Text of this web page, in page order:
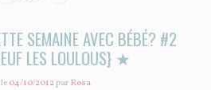
SEMAINE AVEC BÉBÉ? #2
LES LOULOUS} ★
04/10/2012parRosa